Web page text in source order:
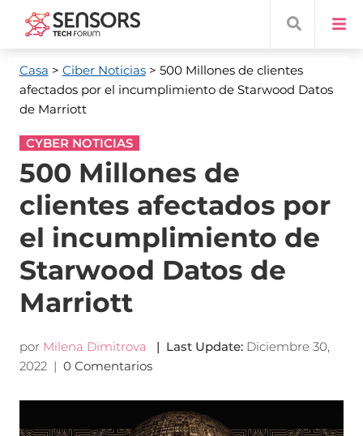
Casa > Ciber Noticias> 500 Millones de clientes
afectados por el incumplimiento de Starwood Datos
de Marriott
CYBER NOTICIAS
500 Millones de
clientes afectados por
el incumplimiento de
Starwood Datos de
Marriott
por Milena Dimitrova | Last Update: Diciembre 30,
2022| 0 Comentarios